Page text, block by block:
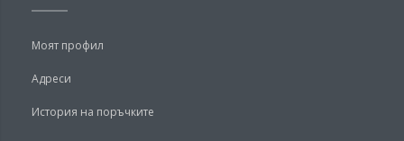
Моят профил
Адреси
История на поръчките